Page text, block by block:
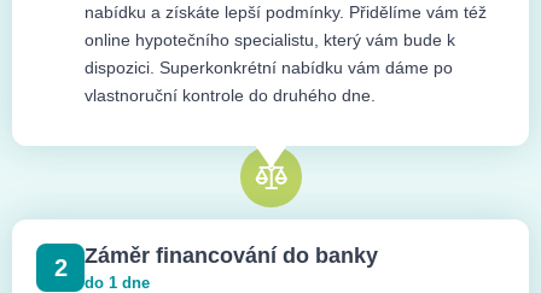
nabídku a získáte lepší podmínky. Přidělíme vám též
online hypotečního specialistu, který vám bude k
dispozici. Superkonkrétní nabídku vám dáme po
vlastnoruční kontrole do druhého dne.
2 Záměr financování do banky
do 1 dne